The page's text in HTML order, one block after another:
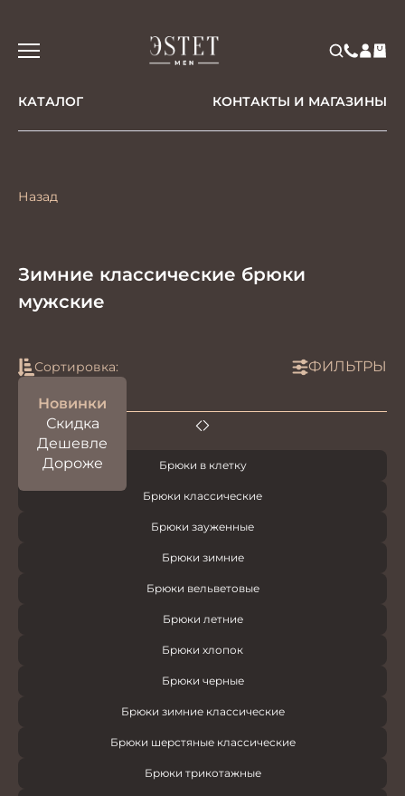
КАТАЛОГ КОНТАКТЫ И МАГАЗИНЫ
Назад
Зимние классические брюки
мужские
Сортировка:
Новинки
Скидка
Дешевле
Дороже
ФИЛЬТРЫ
Брюки в клетку
Брюки классические
Брюки зауженные
Брюки зимние
Брюки вельветовые
Брюки летние
Брюки хлопок
Брюки черные
Брюки зимние классические
Брюки шерстяные классические
Брюки трикотажные